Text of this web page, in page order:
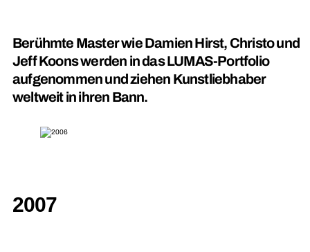
Berühmte Master wie Damien Hirst, Christo und
Jeff Koons werden in das LUMAS-Portfolio
aufgenommen und ziehen Kunstliebhaber
weltweit in ihren Bann.
2007